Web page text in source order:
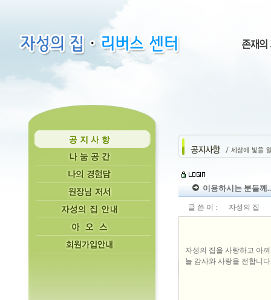
이용하시는 분들께
글 쓴 이 : 자성의 집
자성의 집을 사랑하고 아
늘 감사와 사랑을 전합니